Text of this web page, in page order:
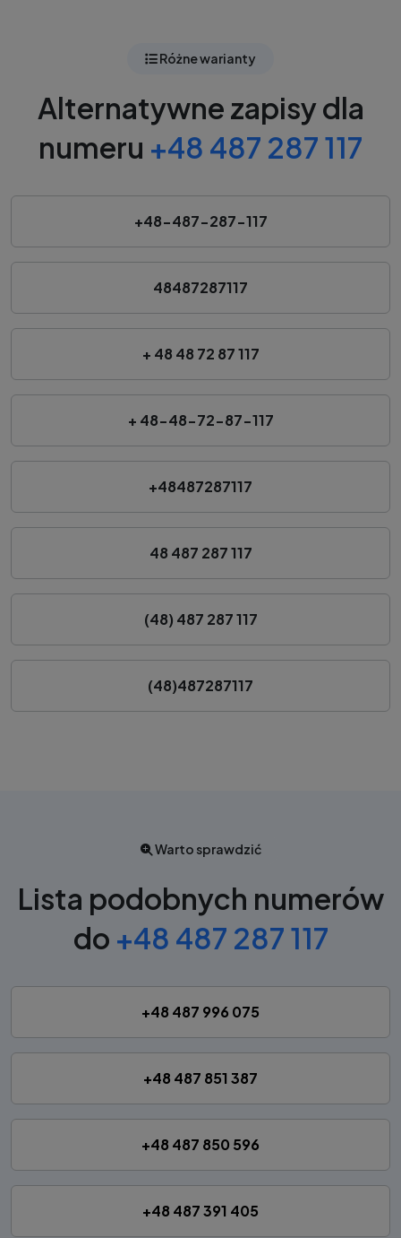
Różne warianty
Alternatywne zapisy dla
numeru +48 487 287 117
+48-487-287-117
48487287117
+ 48 48 72 87 117
+ 48-48-72-87-117
+48487287117
48 487 287 117
(48) 487 287 117
(48)487287117
Warto sprawdzić
Lista podobnych numerów
do +48 487 287 117
+48 487 996 075
+48 487 851 387
+48 487 850 596
+48 487 391 405